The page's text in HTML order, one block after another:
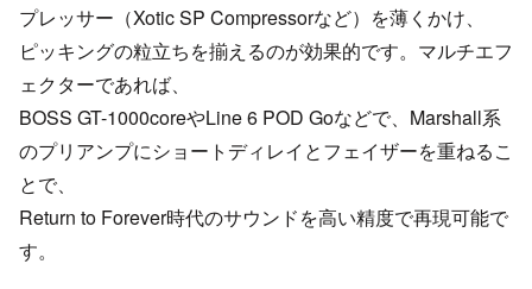
プレッサー（Xotic SP Compressorなど）を薄くかけ、
ピッキングの粒立ちを揃えるのが効果的です。マルチエフ
ェクターであれば、
BOSS GT-1000coreやLine 6 POD Goなどで、Marshall系
のプリアンプにショートディレイとフェイザーを重ねるこ
とで、
Return to Forever時代のサウンドを高い精度で再現可能で
す。